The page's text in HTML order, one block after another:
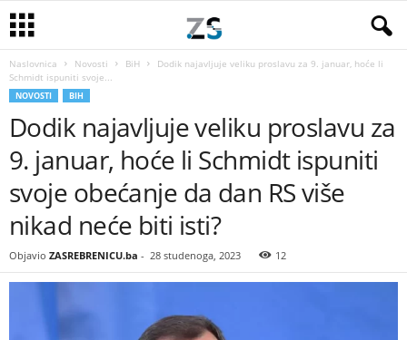
Naslovnica Novosti BiH
Dodik najavljuje veliku proslavu za 9. januar, hoće li
Schmidt ispuniti svoje...
NOVOSTI BIH
Dodik najavljuje veliku proslavu za
9. januar, hoće li Schmidt ispuniti
svoje obećanje da dan RS više
nikad neće biti isti?
Objavio ZASREBRENICU.ba - 28 studenoga, 2023 12